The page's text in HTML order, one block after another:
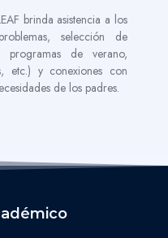
brinda asistencia a los
selección de
programas de verano,
etc.) y conexiones con
de los padres.